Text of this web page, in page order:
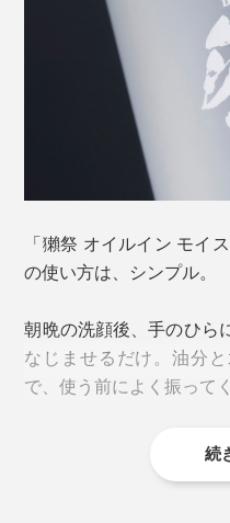
その酒粕には、約16種類
美肌原料としての優位性
※皮膚の保湿因子NMFとも呼ばれ、
「獺祭 オイルイン モイ
の使い方は、シンプル。
朝晩の洗顔後、手のひら
なじませるだけ。油分
で、使う前によく振って
香りはほんのりとラベ
続